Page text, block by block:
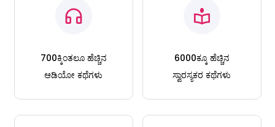
700ಕ್ಕಿಂತಲೂ ಹೆಚ್ಚಿನ
ಆಡಿಯೋ ಕಥೆಗಳು
6000ಕ್ಕೂ ಹೆಚ್ಚಿನ
ಸ್ವಾರಸ್ಯಕರ ಕಥೆಗಳು